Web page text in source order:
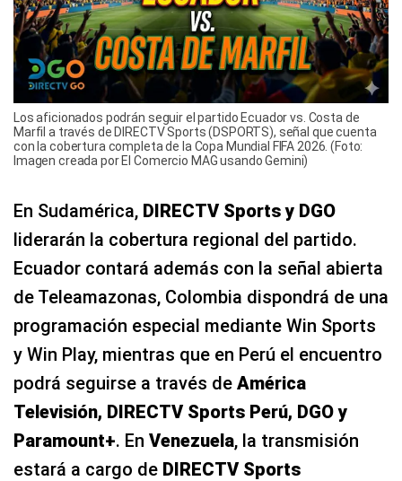
Los aficionados podrán seguir el partido Ecuador vs. Costa de
Marfil a través de DIRECTV Sports (DSPORTS), señal que cuenta
con la cobertura completa de la Copa Mundial FIFA 2026. (Foto:
Imagen creada por El Comercio MAG usando Gemini)
En Sudamérica, DIRECTV Sports y DGO
liderarán la cobertura regional del partido.
Ecuador contará además con la señal abierta
de Teleamazonas, Colombia dispondrá de una
programación especial mediante Win Sports
y Win Play, mientras que en Perú el encuentro
podrá seguirse a través de América
Televisión, DIRECTV Sports Perú, DGO y
Paramount+. En Venezuela, la transmisión
estará a cargo de DIRECTV Sports